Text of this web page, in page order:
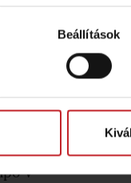
Beállítások
regió,
V